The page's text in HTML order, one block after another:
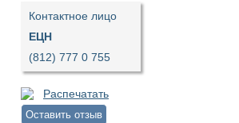
Контактное лицо
ЕЦН
(812) 777 0 755
Распечатать
Оставить отзыв